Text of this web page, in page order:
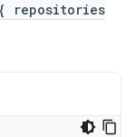
{ repositories